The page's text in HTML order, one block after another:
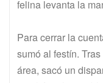
felina levanta la
Para cerrar la
sumó al festín.
área, sacó un